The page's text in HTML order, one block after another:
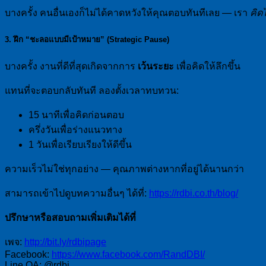
บางครั้ง คนอื่นเองก็ไม่ได้คาดหวังให้คุณตอบทันทีเลย — เรา คิด
3. ฝึก “ชะลอแบบมีเป้าหมาย” (Strategic Pause)
บางครั้ง งานที่ดีที่สุดเกิดจากการ เว้นระยะ เพื่อคิดให้ลึกขึ้น
แทนที่จะตอบกลับทันที ลองตั้งเวลาทบทวน:
15 นาทีเพื่อคิดก่อนตอบ
ครึ่งวันเพื่อร่างแนวทาง
1 วันเพื่อเรียบเรียงให้ดีขึ้น
ความเร็วไม่ใช่ทุกอย่าง — คุณภาพต่างหากที่อยู่ได้นานกว่า
สามารถเข้าไปดูบทความอื่นๆ ได้ที่: https://rdbi.co.th/blog/
ปรึกษาหรือสอบถามเพิ่มเติมได้ที่
เพจ: http://bit.ly/rdbipage
Facebook: https://www.facebook.com/RandDBI/